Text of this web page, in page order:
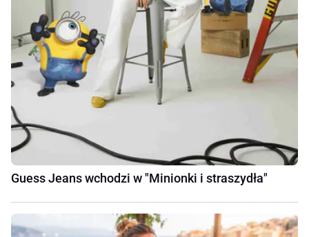
Guess Jeans wchodzi w "Minionki i straszydła"